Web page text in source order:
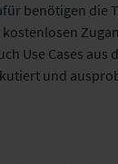
benötigen die
Use Cases aus
und